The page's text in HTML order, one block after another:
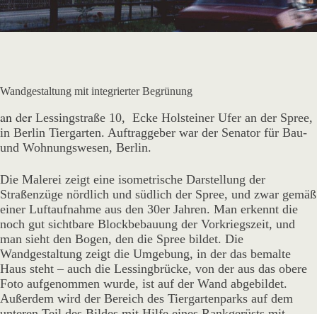
Wandgestaltung mit integrierter Begrünung
an der Lessingstraße 10, Ecke Holsteiner Ufer an der Spree,
in Berlin Tiergarten. Auftraggeber war der Senator für Bau-
und Wohnungswesen, Berlin.
Die Malerei zeigt eine isometrische Darstellung der
Straßenzüge nördlich und südlich der Spree, und zwar gemäß
einer Luftaufnahme aus den 30er Jahren. Man erkennt die
noch gut sichtbare Blockbebauung der Vorkriegszeit, und
man sieht den Bogen, den die Spree bildet. Die
Wandgestaltung zeigt die Umgebung, in der das bemalte
Haus steht – auch die Lessingbrücke, von der aus das obere
Foto aufgenommen wurde, ist auf der Wand abgebildet.
Außerdem wird der Bereich des Tiergartenparks auf dem